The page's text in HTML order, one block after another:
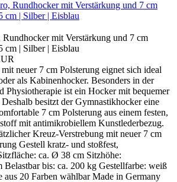
mit Verstärkung und 7 cm
cm | Silber | Eisblau
neuer 7 cm Polsterung eignet sich ideal
als Kabinenhocker. Besonders in der
Physiotherapie ist ein Hocker mit bequemer
besitzt der Gymnastikhocker eine
7 cm Polsterung aus einem festen,
mit antimikrobiellem Kunstlederbezug.
Kreuz-Verstrebung mit neuer 7 cm
Gestell kratz- und stoßfest,
ca. Ø 38 cm Sitzhöhe:
Belastbar bis: ca. 200 kg Gestellfarbe: weiß
aus 20 Farben wählbar Made in Germany